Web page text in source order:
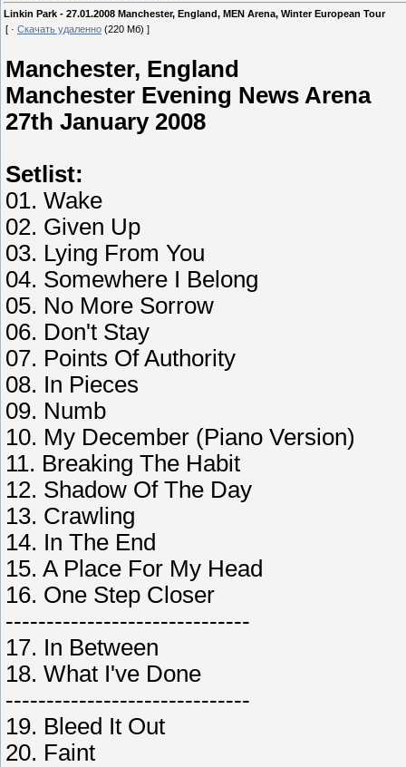
Linkin Park - 27.01.2008 Manchester, England, MEN Arena, Winter European Tour
[ · Скачать удаленно (220 Мб) ]
Manchester, England
Manchester Evening News Arena
27th January 2008
Setlist:
01. Wake
02. Given Up
03. Lying From You
04. Somewhere I Belong
05. No More Sorrow
06. Don't Stay
07. Points Of Authority
08. In Pieces
09. Numb
10. My December (Piano Version)
11. Breaking The Habit
12. Shadow Of The Day
13. Crawling
14. In The End
15. A Place For My Head
16. One Step Closer
------------------------------
17. In Between
18. What I've Done
------------------------------
19. Bleed It Out
20. Faint